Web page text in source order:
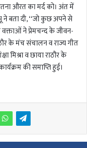
औरत का मर्द को। अंत में
बता दी, ‘‘जो कुछ अपने से
वक्ताओं ने प्रेमचन्द के जीवन-
के मंच संचालन व राज्य गीत
मिश्रा व छाया राठौर के
की समाप्ति हुई।